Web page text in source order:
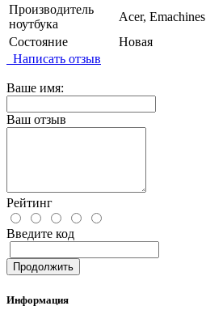
Производитель
ноутбука
Acer, Emachines
Состояние
Новая
Написать отзыв
Ваше имя:
Ваш отзыв
Рейтинг
Введите код
Продолжить
Информация